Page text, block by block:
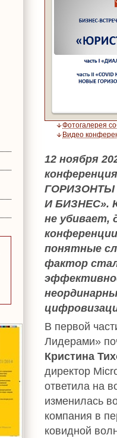
Фотогалерея
Видео
12 ноября
ГОРИЗОНТЫ
И БИЗНЕС».
не убивает,
понятные
фактор
В первой
Лидерами»
Кристина
директор
ответила на
изменилась
компания в
ковидной